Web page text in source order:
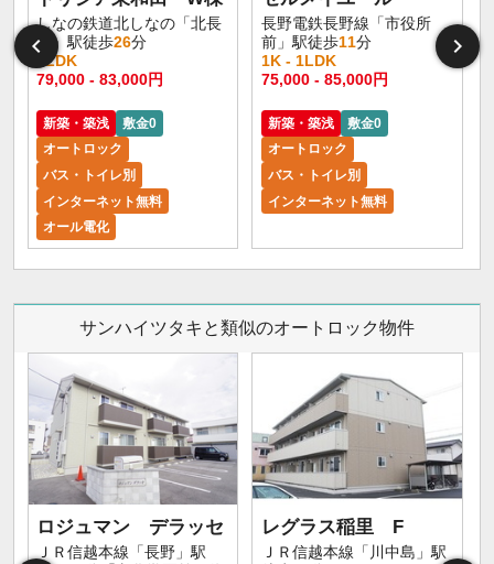
しなの鉄道北しなの「北長
野」駅徒歩26分
1LDK
79,000 - 83,000円
新築・築浅
敷金0
オートロック
バス・トイレ別
インターネット無料
オール電化
長野電鉄長野線「市役所
前」駅徒歩11分
1K - 1LDK
75,000 - 85,000円
新築・築浅
敷金0
オートロック
バス・トイレ別
インターネット無料
サンハイツタキと類似のオートロック物件
ロジュマン デラッセ
ＪＲ信越本線「長野」駅
レグラス稲里 F
ＪＲ信越本線「川中島」駅